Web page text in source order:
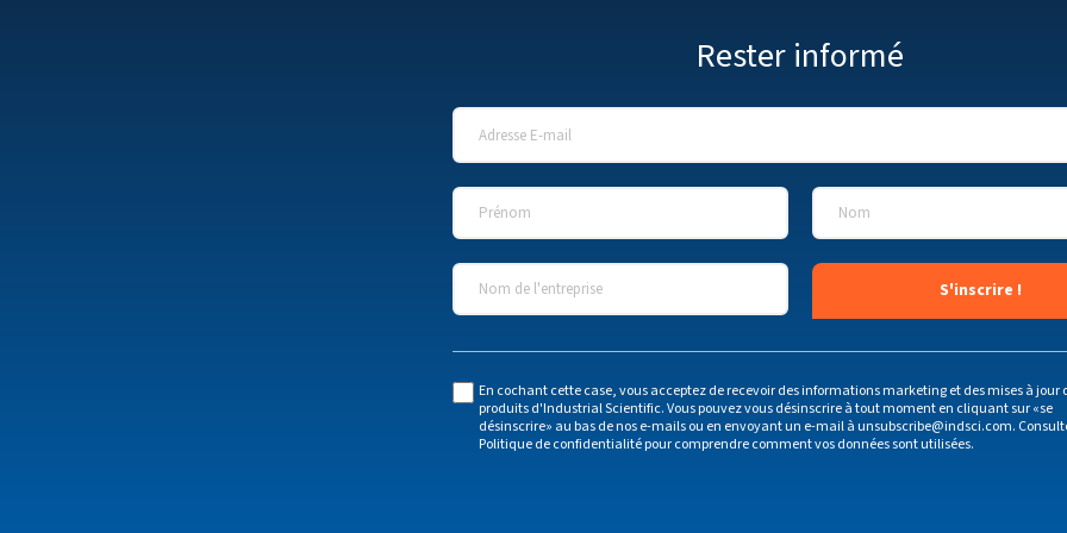
Rester informé
Adresse E-mail
Prénom Nom
Nom de l'entreprise
En cochant cette case, vous acceptez de recevoir des informations marketing et des mises à jour
produits d'Industrial Scientific. Vous pouvez vous désinscrire à tout moment en cliquant sur «se
désinscrire» au bas de nos e-mails ou en envoyant un e-mail à unsubscribe@indsci.com.
Politique de confidentialitépour comprendre comment vos données sont utilisées.